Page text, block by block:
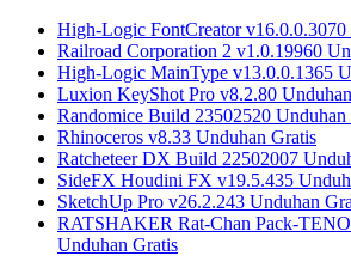
High-Logic FontCreator v16.0.0.3070
Railroad Corporation 2 v1.0.19960
High-Logic MainType v13.0.0.1365
Luxion KeyShot Pro v8.2.80
Randomice Build 23502520 Unduhan
Rhinoceros v8.33 Unduhan Gratis
Ratcheteer DX Build 22502007
SideFX Houdini FX v19.5.435
SketchUp Pro v26.2.243 Unduhan
RATSHAKER Rat-Chan Pack-
Unduhan Gratis